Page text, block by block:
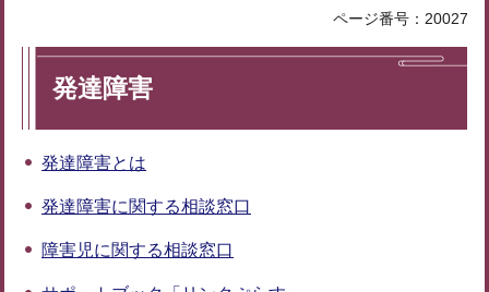
ページ番号：20027
発達障害
発達障害とは
発達障害に関する相談窓口
障害児に関する相談窓口